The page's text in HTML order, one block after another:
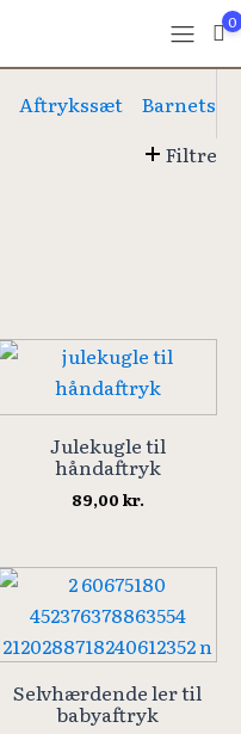
0
Aftrykssæt
Barnets
Filtre
Julekugle til
håndaftryk
89,00 kr.
Selvhærdende ler til
babyaftryk